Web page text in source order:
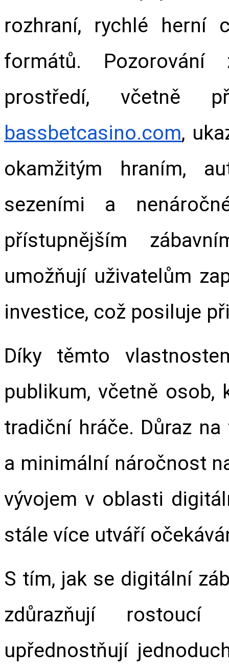
rozhraní, rychlé herní
formátů.
bassbetcasino.com,
okamžitým hraním,
sezeními a
přístupnějším
umožňují uživatelům
investice, což posiluje
Díky těmto
publikum, včetně osob,
tradiční hráče. Důraz
a minimální náročnost
vývojem v oblasti
stále více utváří
S tím, jak se digitální
zdůrazňují rostoucí
upřednostňují